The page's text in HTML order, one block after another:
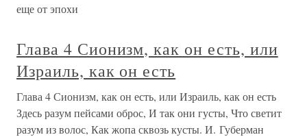
еще от эпохи
Глава 4 Сионизм, как он есть, или
Израиль, как он есть
Глава 4 Сионизм, как он есть, или Израиль, как он есть
Здесь разум пейсами оброс, И так они густы, Что светит
разум из волос, Как жопа сквозь кусты. И. Губерман